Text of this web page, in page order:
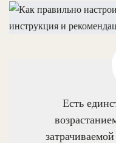
Есть